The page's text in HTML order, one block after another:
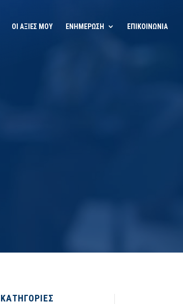
ΟΙ ΑΞΙΕΣ ΜΟΥ ΕΝΗΜΕΡΩΣΗ ΕΠΙΚΟΙΝΩΝΙΑ
ΚΑΤΗΓΟΡΙΕΣ